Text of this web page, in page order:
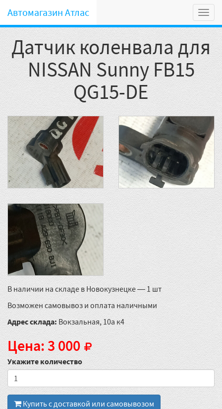
Автомагазин Атлас
Датчик коленвала для
NISSAN Sunny FB15
QG15-DE
В наличии на складе в Новокузнецке — 1 шт
Возможен самовывоз и оплата наличными
Адрес склада: Вокзальная, 10а к4
Цена: 3 000
Укажите количество
Купить с доставкой или самовывозом